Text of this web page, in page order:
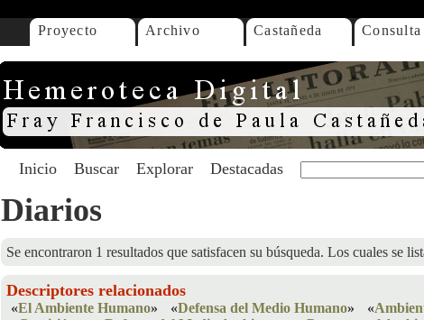
Proyecto Archivo Castañeda Consulta
Inicio Buscar Explorar Destacadas
Diarios
Se encontraron 1 resultados que satisfacen su búsqueda. Los cuales se
Descriptores relacionados
«El Ambiente Humano» «Defensa del Medio Humano» «